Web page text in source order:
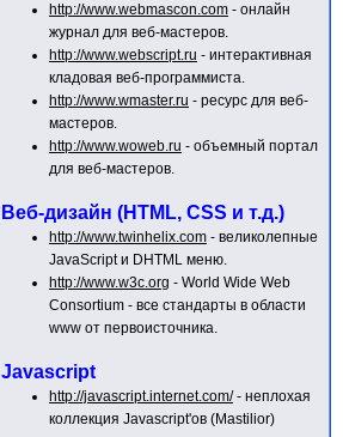
http://www.webmascon.com - онлайн
журнал для веб-мастеров.
http://www.webscript.ru - интерактивная
кладовая веб-программиста.
http://www.wmaster.ru - ресурс для веб-
мастеров.
http://www.woweb.ru - объемный портал
для веб-мастеров.
Веб-дизайн (HTML, CSS и т.д.)
http://www.twinhelix.com - великолепные
JavaScript и DHTML меню.
http://www.w3c.org - World Wide Web
Consortium - все стандарты в области
www от первоисточника.
Javascript
http://javascript.internet.com/- неплохая
коллекция Javascript'ов (Mastilior)